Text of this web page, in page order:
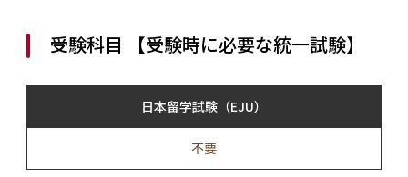
受験科目 【受験時に必要な統一試験】
日本留学試験（EJU）
不要